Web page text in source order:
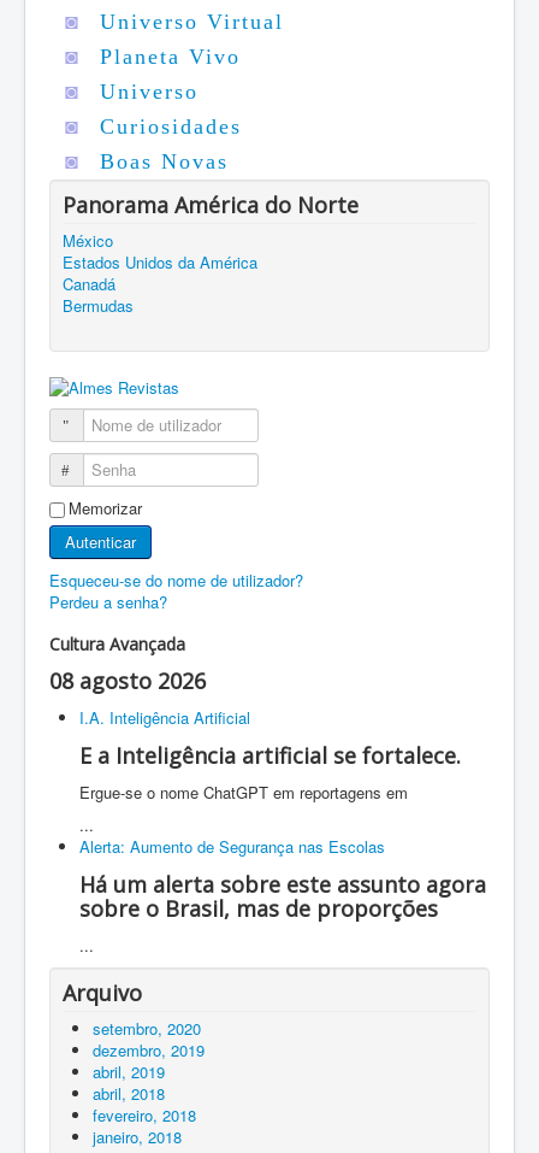
◙
Universo Virtual
◙
Planeta Vivo
◙
Universo
◙
Curiosidades
◙
Boas Novas
Panorama América do Norte
México
Estados Unidos da América
Canadá
Bermudas
Nome de utilizador
Senha
Memorizar
Autenticar
Esqueceu-se do nome de utilizador?
Perdeu a senha?
Cultura Avançada
08 agosto 2026
I.A. Inteligência Artificial
E a Inteligência artificial se fortalece.
Ergue-se o nome ChatGPT em reportagens em
...
Alerta: Aumento de Segurança nas Escolas
Há um alerta sobre este assunto agora
sobre o Brasil, mas de proporções
...
Arquivo
setembro, 2020
dezembro, 2019
abril, 2019
abril, 2018
fevereiro, 2018
janeiro, 2018